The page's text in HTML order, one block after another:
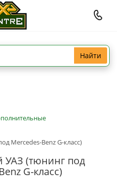
Найти
Mercedes-Benz G-класс)
УАЗ (тюнинг под
G-класс)